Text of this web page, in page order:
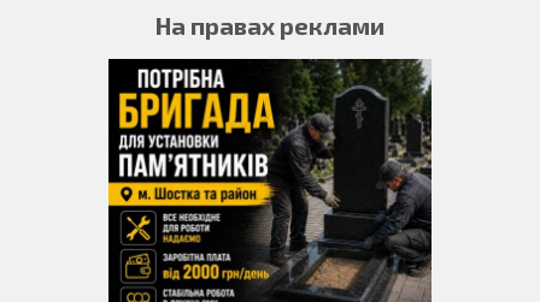
На правах реклами